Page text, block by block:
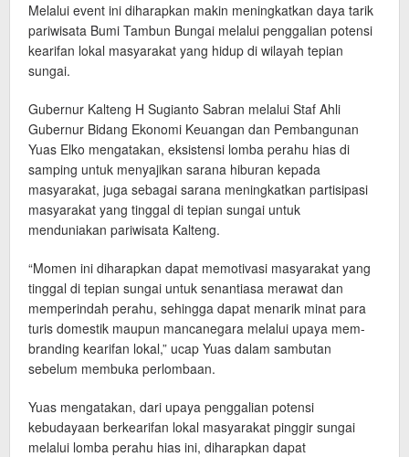
Melalui event ini diharapkan makin meningkatkan daya tarik
pariwisata Bumi Tambun Bungai melalui penggalian potensi
kearifan lokal masyarakat yang hidup di wilayah tepian
sungai.
Gubernur Kalteng H Sugianto Sabran melalui Staf Ahli
Gubernur Bidang Ekonomi Keuangan dan Pembangunan
Yuas Elko mengatakan, eksistensi lomba perahu hias di
samping untuk menyajikan sarana hiburan kepada
masyarakat, juga sebagai sarana meningkatkan partisipasi
masyarakat yang tinggal di tepian sungai untuk
menduniakan pariwisata Kalteng.
“Momen ini diharapkan dapat memotivasi masyarakat yang
tinggal di tepian sungai untuk senantiasa merawat dan
memperindah perahu, sehingga dapat menarik minat para
turis domestik maupun mancanegara melalui upaya mem-
branding kearifan lokal,” ucap Yuas dalam sambutan
sebelum membuka perlombaan.
Yuas mengatakan, dari upaya penggalian potensi
kebudayaan berkearifan lokal masyarakat pinggir sungai
melalui lomba perahu hias ini, diharapkan dapat